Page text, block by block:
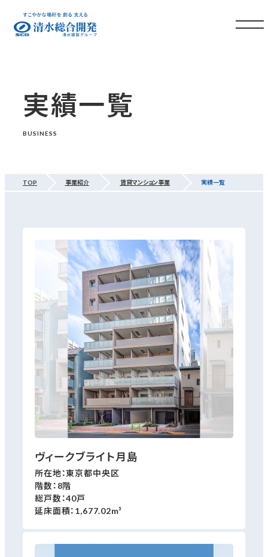
実績一覧
BUSINESS
TOP 事業紹介 賃貸マンション事業 実績一覧
ヴィークブライト月島
所在地：東京都中央区
階数：8階
総戸数：40戸
延床面積：1,677.02m³